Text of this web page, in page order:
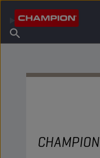
Über Champion
Händler finden
CHAMPION